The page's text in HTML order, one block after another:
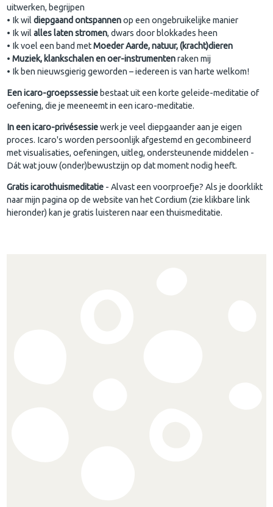
uitwerken, begrijpen
• Ik wildiepgaand ontspannenop een ongebruikelijke manier
• Ik wilalles laten stromen, dwars door blokkades heen
• Ik voel een band metMoeder Aarde, natuur, (kracht)dieren
•Muziek, klankschalen en oer-instrumentenraken mij
• Ik ben nieuwsgierig geworden – iedereen is van harte welkom!
Een icaro-groepssessie bestaat uit een korte geleide-meditatie of
oefening, die je meeneemt in een icaro-meditatie.
In een icaro-privésessiewerk je veel diepgaander aan je eigen
proces. Icaro's worden persoonlijk afgestemd en gecombineerd
met visualisaties, oefeningen, uitleg, ondersteunende middelen -
Dát wat jouw (onder)bewustzijn op dat moment nodig heeft.
Gratis icarothuismeditatie - Alvast een voorproefje? Als je doorklikt
naar mijn pagina op de website van het Cordium (zie klikbare link
hieronder) kan je gratis luisteren naar een thuismeditatie.